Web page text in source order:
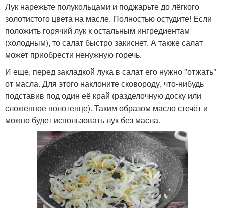
Лук нарежьте полукольцами и поджарьте до лёгкого
золотистого цвета на масле. Полностью остудите! Если
положить горячий лук к остальным ингредиентам
(холодным), то салат быстро закиснет. А также салат
может приобрести ненужную горечь.
И еще, перед закладкой лука в салат его нужно "отжать"
от масла. Для этого наклоните сковороду, что-нибудь
подставив под один её край (разделочную доску или
сложенное полотенце). Таким образом масло стечёт и
можно будет использовать лук без масла.